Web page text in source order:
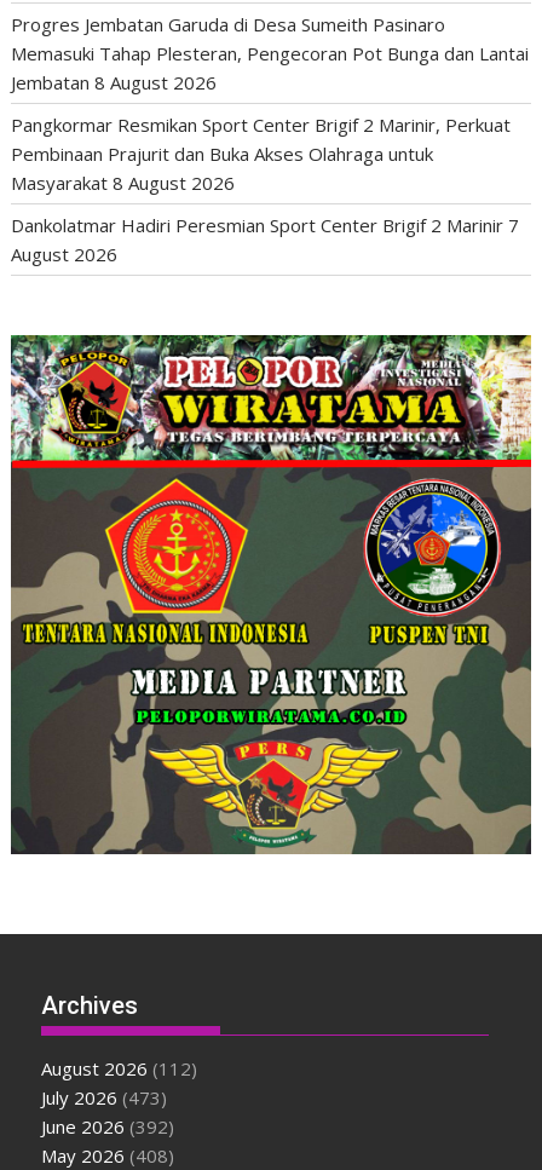
Progres Jembatan Garuda di Desa Sumeith Pasinaro
Memasuki Tahap Plesteran, Pengecoran Pot Bunga dan Lantai
Jembatan 8 August 2026
Pangkormar Resmikan Sport Center Brigif 2 Marinir, Perkuat
Pembinaan Prajurit dan Buka Akses Olahraga untuk
Masyarakat 8 August 2026
Dankolatmar Hadiri Peresmian Sport Center Brigif 2 Marinir 7
August 2026
Archives
August 2026 (112)
July 2026 (473)
June 2026 (392)
May 2026 (408)